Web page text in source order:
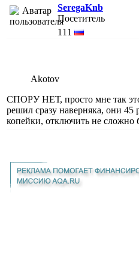
SeregaKnb
Посетитель
111
Akotov
СПОРУ НЕТ, просто мне так
решил сразу наверняка, они 45
копейки, отключить не сложно